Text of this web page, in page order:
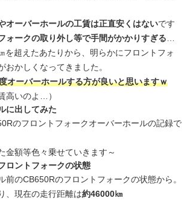
オーバーホールの工賃は正直安くはないです
ォークの取り外し等で手間がかかりすぎる
を超えたあたりから、明らかにフロントフォ
おかしくなってきました。
オーバーホールする方が良いと思いますｗ
高いのよ…）
に出してみた
のフロントフォークオーバーホールの記録で
金額等色々乗せていきます～
ロントフォークの状態
前のCB650Rのフロントフォークの状態から。
、現在の走行距離は約46000㎞